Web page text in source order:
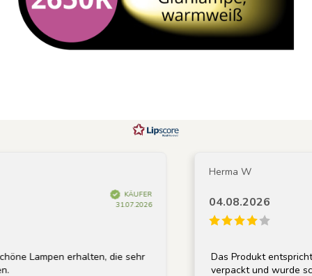
KÄUFER
31.07.2026
Lampen erhalten, die sehr
Herma W
04.08.2026
Das Produkt entspricht
verpackt und wurde